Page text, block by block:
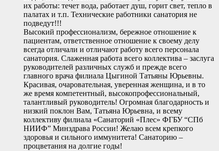
их работы: течет вода, работает душ, горит свет, тепло в
палатах и т.п. Технические работники санатория не
подведут!!!
Высокий профессионализм, бережное отношение к
пациентам, ответственное отношение к своему делу
всегда отличали и отличают работу всего персонала
санатория. Слаженная работа всего коллектива – заслуга
руководителей различных служб и прежде всего
главного врача филиала Цыгиной Татьяны Юрьевны.
Красивая, очаровательная, уверенная женщина, и в то
же время компетентный, высокопрофессиональный,
талантливый руководитель! Огромная благодарность и
низкий поклон Вам, Татьяна Юрьевна, и всему
коллективу филиала «Санаторий «Плес» ФГБУ “СПб
НИИФ” Минздрава России! Желаю всем крепкого
здоровья и сильного иммунитета! Санаторию –
процветания на долгие годы!